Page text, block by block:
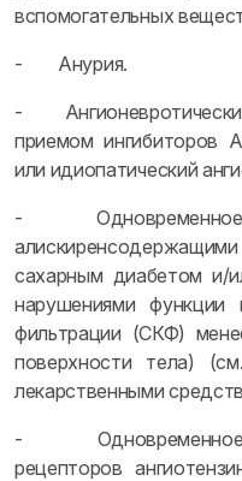
вспомогательных
- Анурия.
- Ангионевротический
приемом ингибиторов
или идиопатический
- Одновременное
сахарным диабетом и/
нарушениями функции
фильтрации (СКФ)
поверхности тела)
лекарственными
- Одновременное
рецепторов